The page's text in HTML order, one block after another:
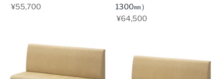
¥55,700
1300㎜）
¥64,500